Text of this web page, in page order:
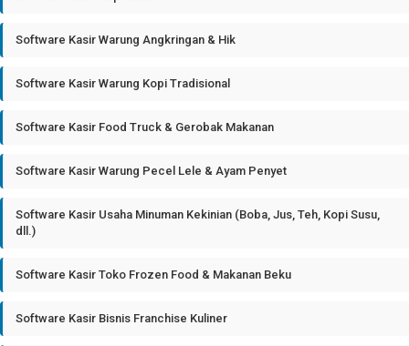
Software Kasir Warung Angkringan & Hik
Software Kasir Warung Kopi Tradisional
Software Kasir Food Truck & Gerobak Makanan
Software Kasir Warung Pecel Lele & Ayam Penyet
Software Kasir Usaha Minuman Kekinian (Boba, Jus, Teh, Kopi Susu,
dll.)
Software Kasir Toko Frozen Food & Makanan Beku
Software Kasir Bisnis Franchise Kuliner